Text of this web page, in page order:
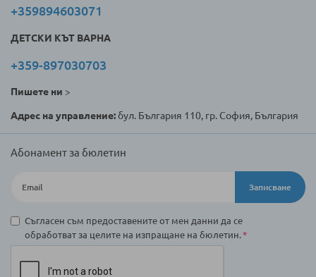
+359894603071
ДЕТСКИ КЪТ ВАРНА
+359-897030703
Пишете ни >
Адрес на управление:бул. България 110, гр. София, България
Абонамент за бюлетин
Записване
Съгласен съм предоставените от мен данни да се
обработват за целите на изпращане на бюлетин.